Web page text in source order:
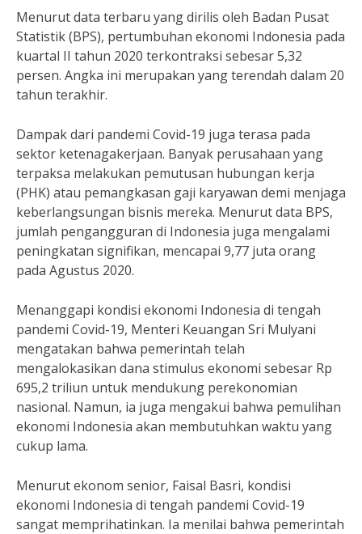
Menurut data terbaru yang dirilis oleh Badan Pusat
Statistik (BPS), pertumbuhan ekonomi Indonesia pada
kuartal II tahun 2020 terkontraksi sebesar 5,32
persen. Angka ini merupakan yang terendah dalam 20
tahun terakhir.
Dampak dari pandemi Covid-19 juga terasa pada
sektor ketenagakerjaan. Banyak perusahaan yang
terpaksa melakukan pemutusan hubungan kerja
(PHK) atau pemangkasan gaji karyawan demi menjaga
keberlangsungan bisnis mereka. Menurut data BPS,
jumlah pengangguran di Indonesia juga mengalami
peningkatan signifikan, mencapai 9,77 juta orang
pada Agustus 2020.
Menanggapi kondisi ekonomi Indonesia di tengah
pandemi Covid-19, Menteri Keuangan Sri Mulyani
mengatakan bahwa pemerintah telah
mengalokasikan dana stimulus ekonomi sebesar Rp
695,2 triliun untuk mendukung perekonomian
nasional. Namun, ia juga mengakui bahwa pemulihan
ekonomi Indonesia akan membutuhkan waktu yang
cukup lama.
Menurut ekonom senior, Faisal Basri, kondisi
ekonomi Indonesia di tengah pandemi Covid-19
sangat memprihatinkan. Ia menilai bahwa pemerintah